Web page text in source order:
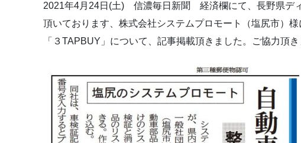
2021年4月24日(土) 信濃毎日新聞 経済欄にて、長野県デ
頂いております、株式会社システムプロモート（塩尻市）
「３TAPBUY」について、記事掲載頂きました。ご協力頂